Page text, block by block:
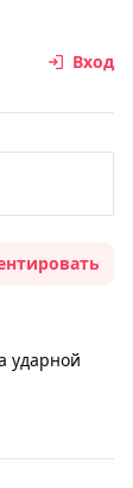
Вход
ударной